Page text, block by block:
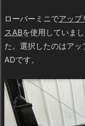
ローバーミニでアップ
スABを使用していま
た。選択したのはア
ADです。